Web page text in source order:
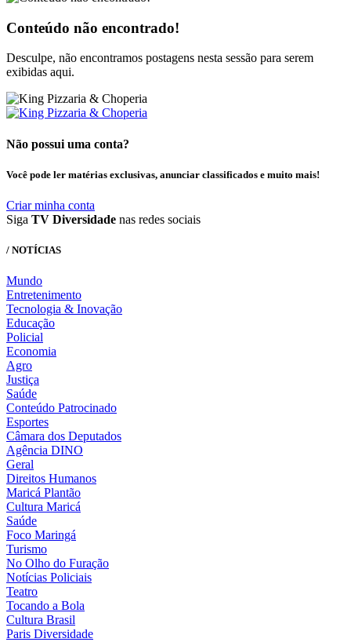
Conteúdo não encontrado!
Desculpe, não encontramos postagens nesta sessão para serem
exibidas aqui.
Não possui uma conta?
Você pode ler matérias exclusivas, anunciar classificados e muito mais!
Criar minha conta
Siga TV Diversidade nas redes sociais
/ NOTÍCIAS
Mundo
Entretenimento
Tecnologia & Inovação
Educação
Policial
Economia
Agro
Justiça
Saúde
Conteúdo Patrocinado
Esportes
Câmara dos Deputados
Agência DINO
Geral
Direitos Humanos
Maricá Plantão
Cultura Maricá
Saúde
Foco Maringá
Turismo
No Olho do Furação
Notícias Policiais
Teatro
Tocando a Bola
Cultura Brasil
Paris Diversidade